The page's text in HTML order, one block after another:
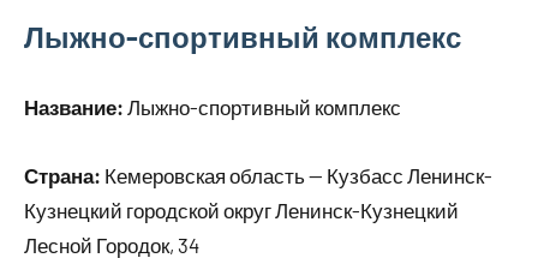
Лыжно-спортивный комплекс
Название: Лыжно-спортивный комплекс
Страна: Кемеровская область — Кузбасс Ленинск-
Кузнецкий городской округ Ленинск-Кузнецкий
Лесной Городок, 34